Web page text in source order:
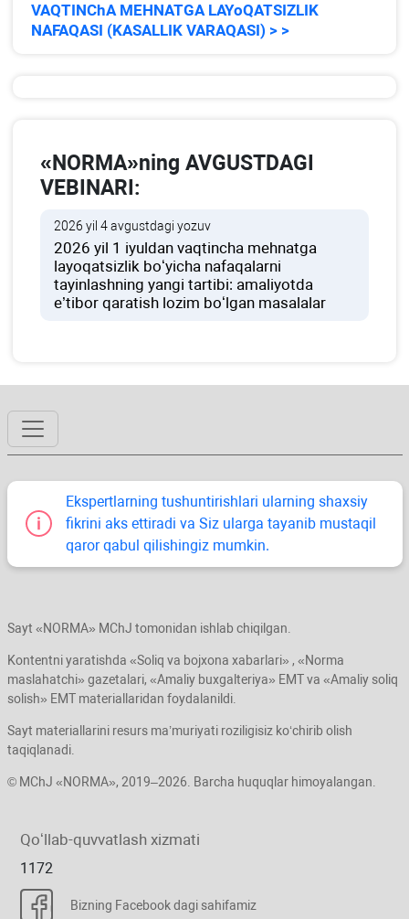
VAQTINChA MEHNATGA LAYoQATSIZLIK
NAFAQASI (KASALLIK VARAQASI) > >
«NORMA»ning AVGUSTDAGI
VEBINARI:
2026 yil 4 avgustdagi yozuv
2026 yil 1 iyuldan vaqtincha mehnatga
layoqatsizlik boʻyicha nafaqalarni
tayinlashning yangi tartibi: amaliyotda
e’tibor qaratish lozim boʻlgan masalalar
Ekspertlarning tushuntirishlari ularning shaхsiy
fikrini aks ettiradi va Siz ularga tayanib mustaqil
qaror qabul qilishingiz mumkin.
Sayt «NORMA» MChJ tomonidan ishlab chiqilgan.
Kontentni yaratishda «Soliq va bojхona хabarlari» , «Norma
maslahatchi» gazetalari, «Amaliy buхgalteriya» EMT va «Amaliy soliq
solish» EMT materiallaridan foydalanildi.
Sayt materiallarini resurs ma’muriyati roziligisiz koʻchirib olish
taqiqlanadi.
© MChJ «NORMA», 2019–2026. Barcha huquqlar himoyalangan.
Qoʻllab-quvvatlash хizmati
1172
Bizning Facebook dagi sahifamiz